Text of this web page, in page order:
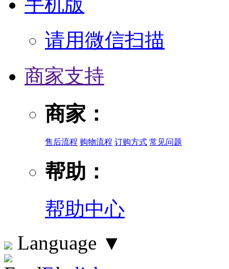
请用微信扫描
商家支持
商家：
售后流程 购物流程 订购方式 常见问题
帮助：
帮助中心
Language ▼